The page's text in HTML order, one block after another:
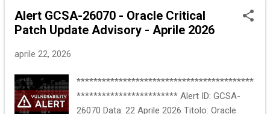
Security Patch Update Maggio 2026.
L'aggiornamento risolve oltre 90 vulnerabilita'
versions 6.1.1-7.0.0 Oracle Database Server,
Alert GCSA-26070 - Oracle Critical
Patch Update Advisory - Aprile 2026
aprile 22, 2026
******************************************
************************ Alert ID: GCSA-
26070 Data: 22 Aprile 2026 Titolo: Oracle